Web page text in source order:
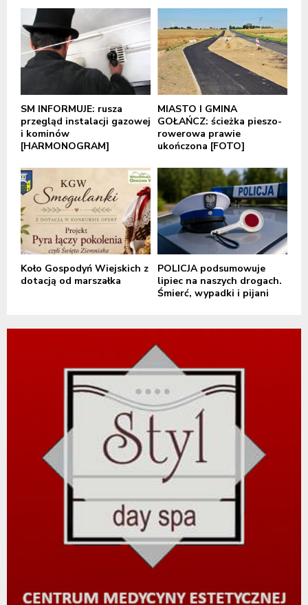
SM INFORMUJE: rusza
przegląd instalacji gazowej
i kominów
[HARMONOGRAM]
MIASTO I GMINA
GOŁAŃCZ: ścieżka pieszo-
rowerowa prawie
ukończona [FOTO]
Koło Gospodyń Wiejskich z
dotacją od marszałka
POLICJA podsumowuje
lipiec na naszych drogach.
Śmierć, wypadki i pijani